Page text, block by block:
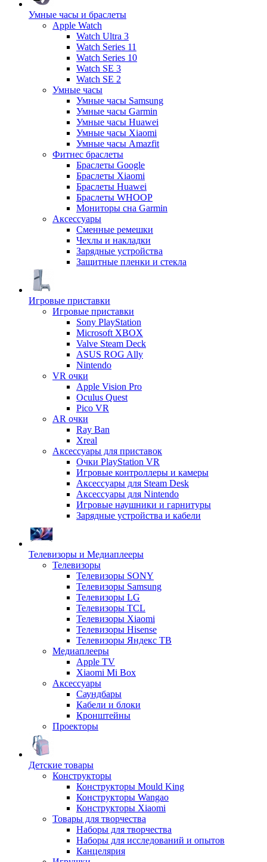
Умные часы и браслеты
Apple Watch
Watch Ultra 3
Watch Series 11
Watch Series 10
Watch SE 3
Watch SE 2
Умные часы
Умные часы Samsung
Умные часы Garmin
Умные часы Huawei
Умные часы Xiaomi
Умные часы Amazfit
Фитнес браслеты
Браслеты Google
Браслеты Xiaomi
Браслеты Huawei
Браслеты WHOOP
Мониторы сна Garmin
Аксессуары
Сменные ремешки
Чехлы и накладки
Зарядные устройства
Защитные пленки и стекла
Игровые приставки
Игровые приставки
Sony PlayStation
Microsoft XBOX
Valve Steam Deck
ASUS ROG Ally
Nintendo
VR очки
Apple Vision Pro
Oculus Quest
Pico VR
AR очки
Ray Ban
Xreal
Аксессуары для приставок
Очки PlayStation VR
Игровые контроллеры и камеры
Аксессуары для Steam Desk
Аксессуары для Nintendo
Игровые наушники и гарнитуры
Зарядные устройства и кабели
Телевизоры и Медиаплееры
Телевизоры
Телевизоры SONY
Телевизоры Samsung
Телевизоры LG
Телевизоры TCL
Телевизоры Xiaomi
Телевизоры Hisense
Телевизоры Яндекс ТВ
Медиаплееры
Apple TV
Xiaomi Mi Box
Аксессуары
Саундбары
Кабели и блоки
Кронштейны
Проекторы
Детские товары
Конструкторы
Конструкторы Mould King
Конструкторы Wangao
Конструкторы Xiaomi
Товары для творчества
Наборы для творчества
Наборы для исследований и опытов
Канцелярия